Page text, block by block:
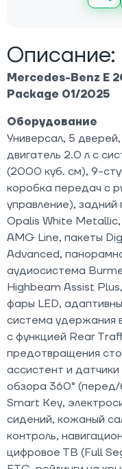
Описание:
Mercedes-Benz E
Package 01/2025
Оборудование
Универсал, 5
двигатель 2.0 л с
(2000 куб. см), 9-
коробка передач с
управление), задний
Opalis White
AMG Line, пакеты
Advanced,
аудиосистема
Highbeam Assist
фары LED,
система удержания
с функцией Rear
предотвращения
ассистент и
обзора 360° (перед/
Smart Key,
сидений, кожаный
контроль,
цифровое ТВ (Full